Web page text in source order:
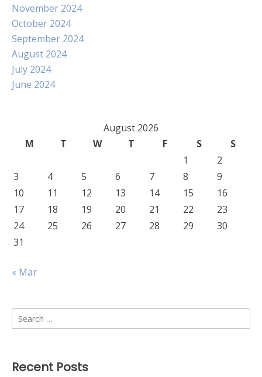
November 2024
October 2024
September 2024
August 2024
July 2024
June 2024
August 2026
M
T W T F S
S
1
2
3
4 5 6 7 8
9
10
11 12 13 14 15
16
17
18 19 20 21 22
23
24
25 26 27 28 29
30
31
« Mar
Search
for:
Recent Posts